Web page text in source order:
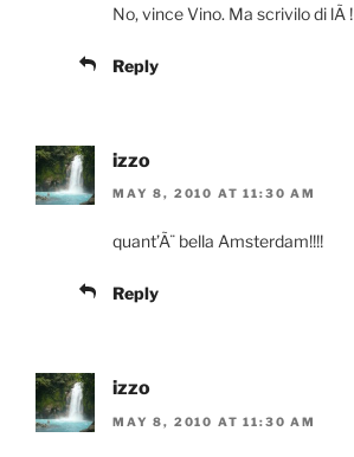
No, vince Vino. Ma scrivilo di lÃ !
Reply
izzo
MAY 8, 2010 AT 11:30 AM
quant’Ã¨ bella Amsterdam!!!!
Reply
izzo
MAY 8, 2010 AT 11:30 AM